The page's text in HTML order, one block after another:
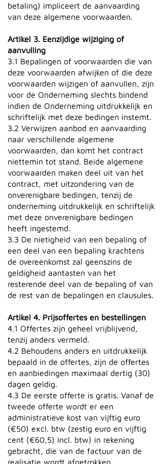
betaling) impliceert de aanvaarding
van deze algemene voorwaarden.
Artikel 3. Eenzijdige wijziging of
aanvulling
3.1 Bepalingen of voorwaarden die van
deze voorwaarden afwijken of die deze
voorwaarden wijzigen of aanvullen, zijn
voor de Onderneming slechts bindend
indien de Onderneming uitdrukkelijk en
schriftelijk met deze bedingen instemt.
3.2 Verwijzen aanbod en aanvaarding
naar verschillende algemene
voorwaarden, dan komt het contract
niettemin tot stand. Beide algemene
voorwaarden maken deel uit van het
contract, met uitzondering van de
onverenigbare bedingen, tenzij de
onderneming uitdrukkelijk en schriftelijk
met deze onverenigbare bedingen
heeft ingestemd.
3.3 De nietigheid van een bepaling of
een deel van een bepaling krachtens
de overeenkomst zal geenszins de
geldigheid aantasten van het
resterende deel van de bepaling of van
de rest van de bepalingen en clausules.
Artikel 4. Prijsoffertes en bestellingen
4.1 Offertes zijn geheel vrijblijvend,
tenzij anders vermeld.
4.2 Behoudens anders en uitdrukkelijk
bepaald in de offertes, zijn de offertes
en aanbiedingen maximaal dertig (30)
dagen geldig.
4.3 De eerste offerte is gratis. Vanaf de
tweede offerte wordt er een
administratieve kost van vijftig euro
(€50) excl. btw (zestig euro en vijftig
cent (€60,5) incl. btw) in rekening
gebracht, die van de factuur van de
realisatie wordt afgetrokken.